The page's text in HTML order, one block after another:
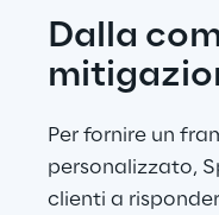
Dalla
Per fornire un
personalizzato,
clienti a